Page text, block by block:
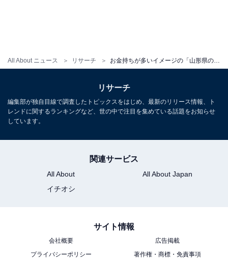
All About ニュース リサーチ
リサーチ
編集部が独自目線で調査したトピックスをはじめ、最新のリリース情報、ト
レンドに関するランキングなど、世の中で注目を集めている話題をお知らせ
しています。
関連サービス
All About
All About Japan
イチオシ
サイト情報
会社概要
広告掲載
プライバシーポリシー
著作権・商標・免責事項